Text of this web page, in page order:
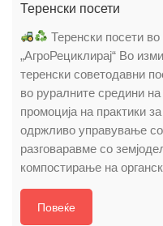
Теренски посети
Теренски посети
„АгроРециклирај“ Во
теренски советодавни
во руралните средини
промоција на практики
одржливо управување
разговаравме со
компостирање на
Повеќе